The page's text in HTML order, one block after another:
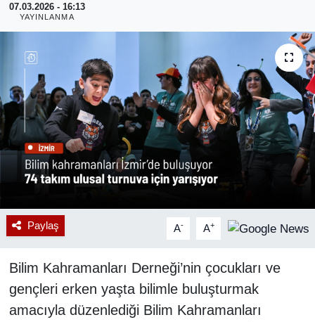
07.03.2026 - 16:13
YAYINLANMA
Paylaş A- A+
Bilim Kahramanları Derneği’nin çocukları ve
gençleri erken yaşta bilimle buluşturmak
amacıyla düzenlediği Bilim Kahramanları